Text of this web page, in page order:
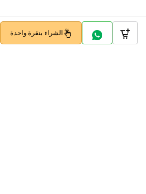
الشراء بنقرة واحدة